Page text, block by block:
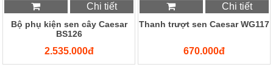
Chi tiết
Bộ phụ kiện sen cây Caesar
BS126
2.535.000đ
Chi tiết
Thanh trượt sen Caesar WG117
670.000đ